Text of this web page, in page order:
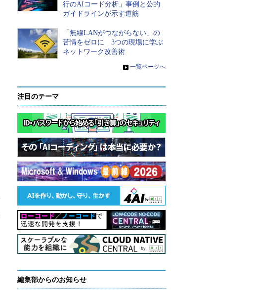
行のAIコード分析」事例と公的
ガイドラインが示す道筋
「無線LANがつながらない」の
苦情をゼロに 3つの現場に学ぶ
ネットワーク改善術
» 一覧ページへ
注目のテーマ
編集部からのお知らせ